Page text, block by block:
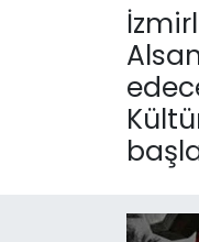
EĞİTİM
EKONOMİ
English News
GÜNCEL
Tüm
Son Dakika
Haber Arşivi